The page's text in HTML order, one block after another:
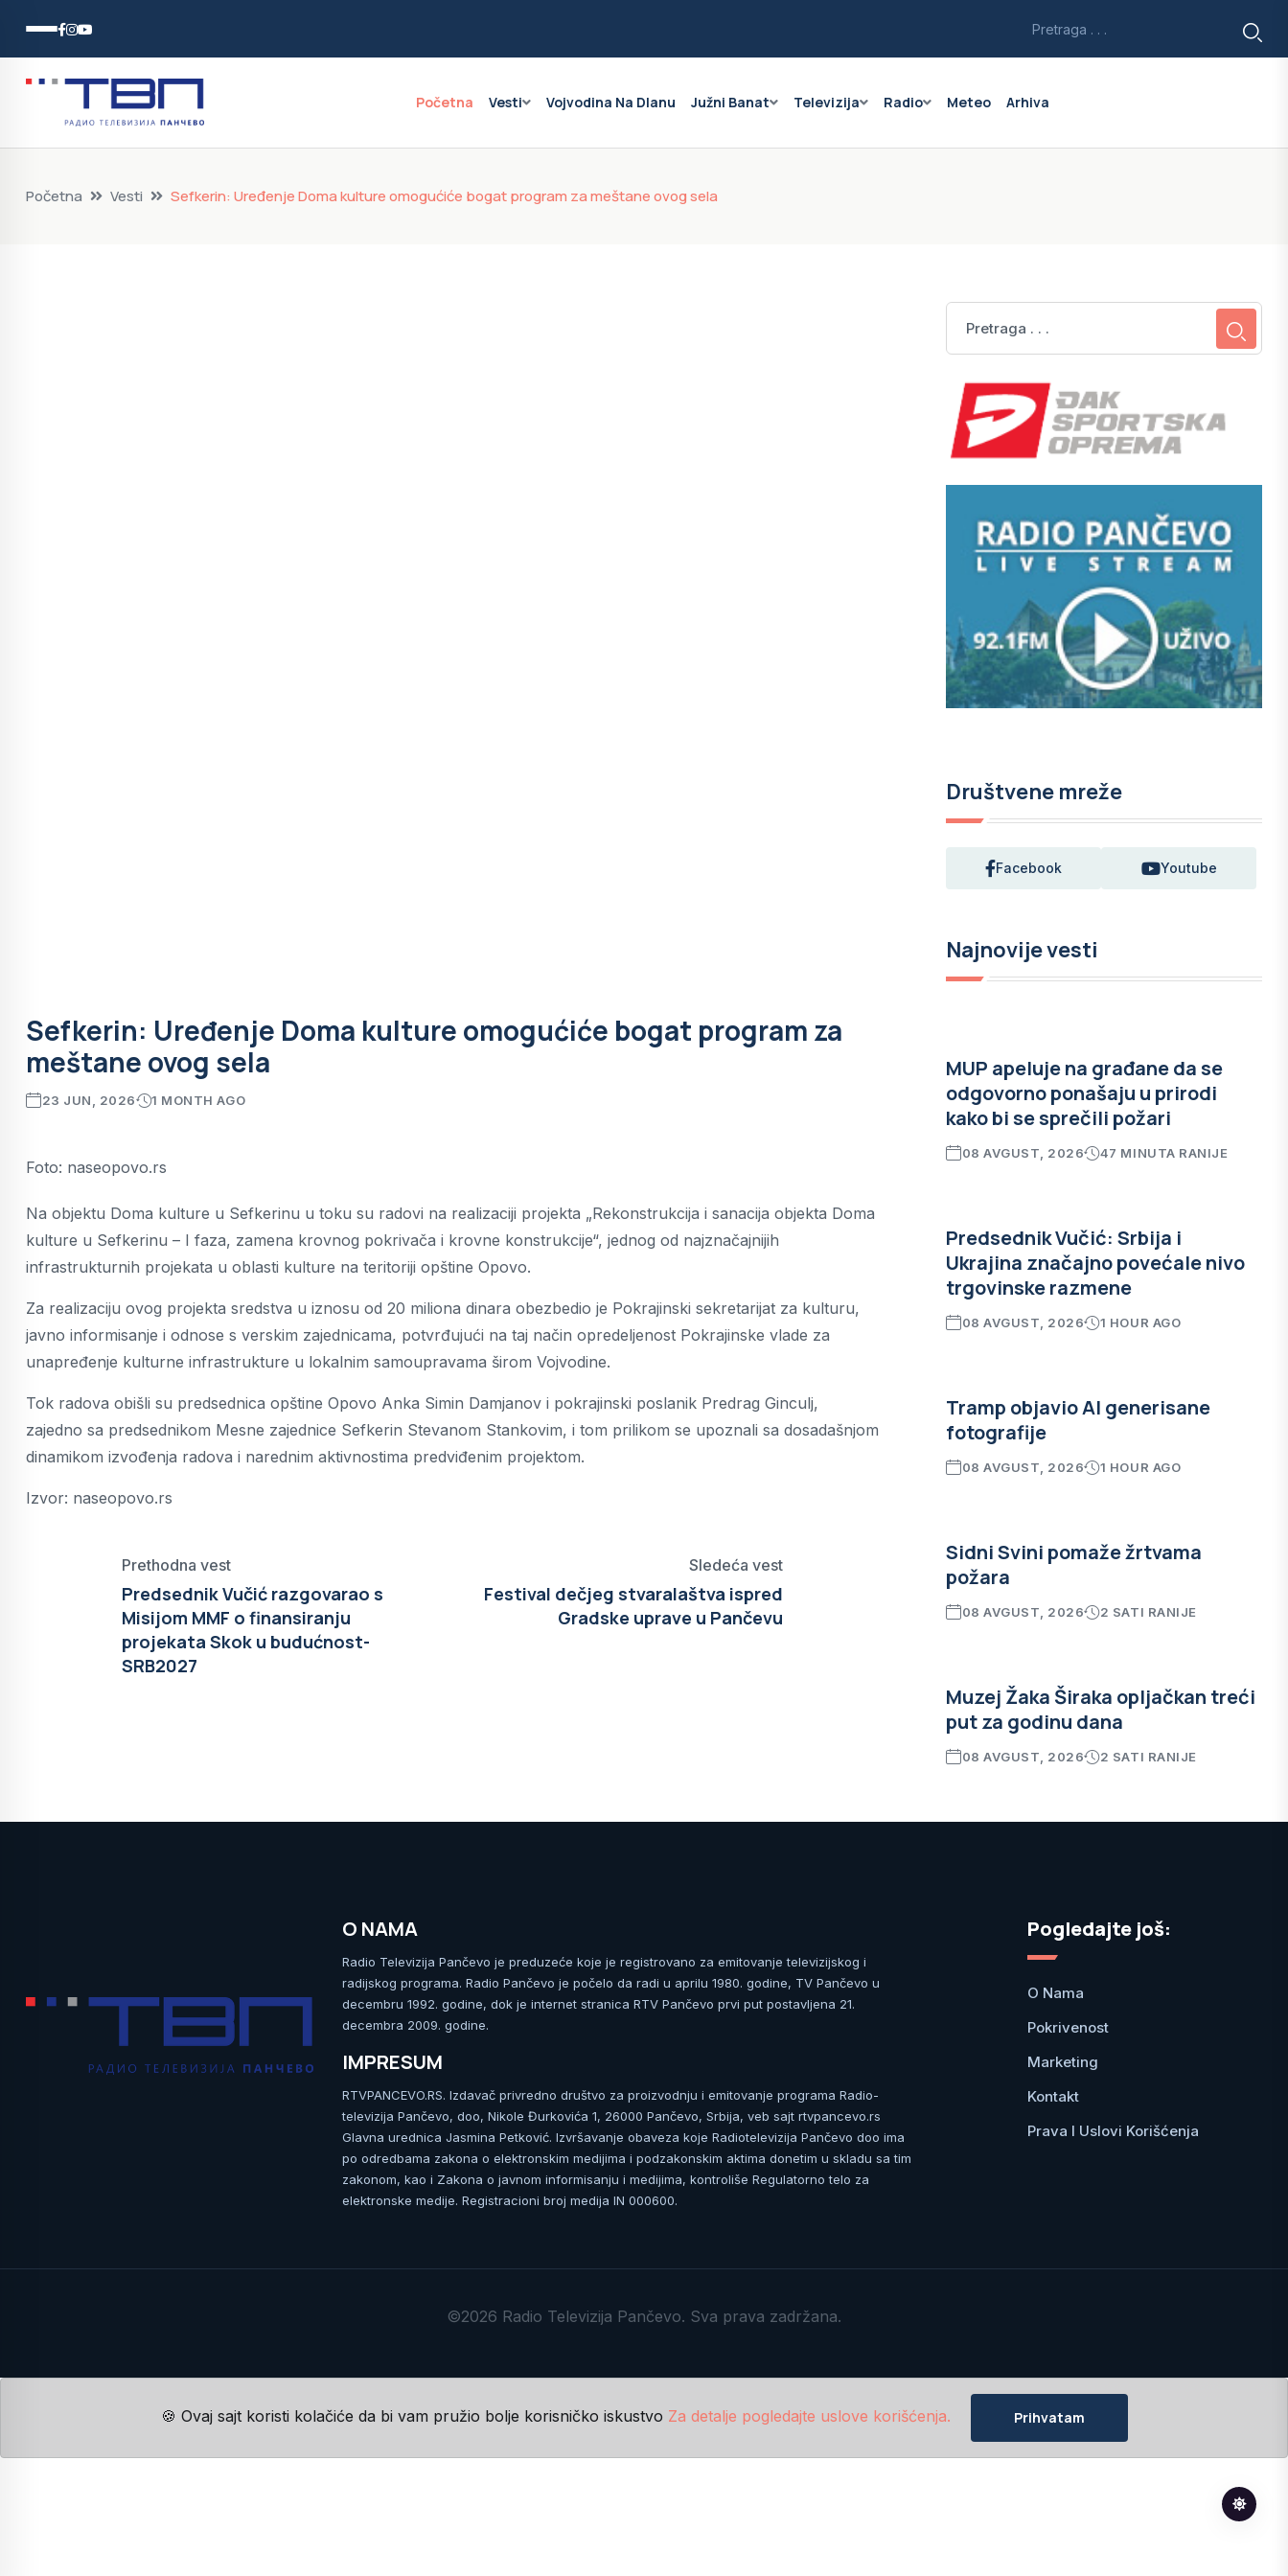
Početna Vesti Vojvodina Na Dlanu Južni Banat Televizija Radio Meteo Arhiva
Početna Vesti Sefkerin: Uređenje Doma kulture omogućiće bogat program za meštane ovog sela
Sefkerin: Uređenje Doma kulture omogućiće bogat program za
meštane ovog sela
23 JUN, 2026 1 MONTH AGO
Foto: naseopovo.rs
Na objektu Doma kulture u Sefkerinu u toku su radovi na realizaciji projekta „Rekonstrukcija i sanacija objekta Doma
kulture u Sefkerinu – I faza, zamena krovnog pokrivača i krovne konstrukcije“, jednog od najznačajnijih
infrastrukturnih projekata u oblasti kulture na teritoriji opštine Opovo.
Za realizaciju ovog projekta sredstva u iznosu od 20 miliona dinara obezbedio je Pokrajinski sekretarijat za kulturu,
javno informisanje i odnose s verskim zajednicama, potvrđujući na taj način opredeljenost Pokrajinske vlade za
unapređenje kulturne infrastrukture u lokalnim samoupravama širom Vojvodine.
Tok radova obišli su predsednica opštine Opovo Anka Simin Damjanov i pokrajinski poslanik Predrag Ginculj,
zajedno sa predsednikom Mesne zajednice Sefkerin Stevanom Stankovim, i tom prilikom se upoznali sa dosadašnjom
dinamikom izvođenja radova i narednim aktivnostima predviđenim projektom.
Izvor: naseopovo.rs
Prethodna vest
Predsednik Vučić razgovarao s
Misijom MMF o finansiranju
projekata Skok u budućnost-
SRB2027
Sledeća vest
Festival dečjeg stvaralaštva ispred
Gradske uprave u Pančevu
Društvene mreže
Facebook Youtube
Najnovije vesti
MUP apeluje na građane da se
odgovorno ponašaju u prirodi
kako bi se sprečili požari
08 AVGUST, 2026 47 MINUTA RANIJE
Predsednik Vučić: Srbija i
Ukrajina značajno povećale nivo
trgovinske razmene
08 AVGUST, 2026 1 HOUR AGO
Tramp objavio AI generisane
fotografije
08 AVGUST, 2026 1 HOUR AGO
Sidni Svini pomaže žrtvama
požara
08 AVGUST, 2026 2 SATI RANIJE
Muzej Žaka Širaka opljačkan treći
put za godinu dana
08 AVGUST, 2026 2 SATI RANIJE
O NAMA
Radio Televizija Pančevo je preduzeće koje je registrovano za emitovanje televizijskog i
radijskog programa. Radio Pančevo je počelo da radi u aprilu 1980. godine, TV Pančevo u
decembru 1992. godine, dok je internet stranica RTV Pančevo prvi put postavljena 21.
decembra 2009. godine.
IMPRESUM
RTVPANCEVO.RS. Izdavač privredno društvo za proizvodnju i emitovanje programa Radio-
televizija Pančevo, doo, Nikole Đurkovića 1, 26000 Pančevo, Srbija, veb sajt rtvpancevo.rs
Glavna urednica Jasmina Petković. Izvršavanje obaveza koje Radiotelevizija Pančevo doo ima
po odredbama zakona o elektronskim medijima i podzakonskim aktima donetim u skladu sa tim
zakonom, kao i Zakona o javnom informisanju i medijima, kontroliše Regulatorno telo za
elektronske medije. Registracioni broj medija IN 000600.
Pogledajte još:
O Nama
Pokrivenost
Marketing
Kontakt
Prava I Uslovi Korišćenja
©2026 Radio Televizija Pančevo. Sva prava zadržana.
🍪 Ovaj sajt koristi kolačiće da bi vam pružio bolje korisničko iskustvo Za detalje pogledajte uslove korišćenja. Prihvatam